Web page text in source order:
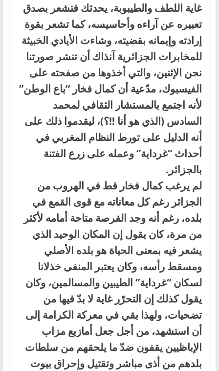
غاية اللطف والطيبوبة، يحدثك فتشعر بصدق
تعبيره عن آراءه وأحاسيسه، كما تشعر بقوة
إرادته وإيمانه بقضيته، وشاءت الأيادي الخبيثة
للمخابرات الجزائرية آنذاك أن تنشر صورتنا
نحن الإثنين، والتي أخذوها من صفحته على
الفيسبوك، مدّعية أن كمال فخار “باع الوطن”
لأنه اجتمع بالمستشار الثقافي لمحمد
السادس (الذي هو أنا !!؟)، ليقدموا ذلك على
أنه الدليل على تورط النظام المغربي في
أحداث “غرداية” وعمله على زرع الفتنة
بالجزائر.
لم يرغب كمال فخار قط في الهروب من
الجزائر رغم كل معاناته مع قوى القمع في
بلده، رغم أنه وجد الفرصة متاحة أمامه لأكثر
من مرة، كان يقول إن المكان الوحيد الذي
يشعر فيه بمعنى الحياة هو بلده الأصلي
ومسقط رأسه، وكان يعتبر المنفى خذلانا
لسكان “غرداية” الطيبين والمسالمين، وكان
يقول كذلك إن التحرّر غاية لا بدّ فيها من
تضحيات، ولهذا بقي في معركة الكرامة إلى
أن استشهد، من أجل جعل أمازيع مزاب
الإباظيين يقفون ضدّ ما يلحقهم من سلطات
بلدهم من أذى مباشر وتقتيل وإحراق بيوت